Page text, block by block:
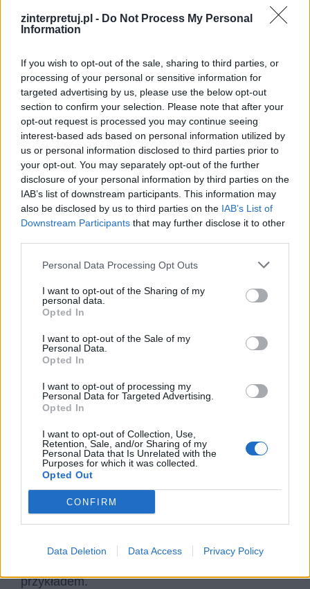
zinterpretuj.pl - Do Not Process My Personal
Information
If you wish to opt-out of the sale, sharing to third parties, or
processing of your personal or sensitive information for
targeted advertising by us, please use the below opt-out
section to confirm your selection. Please note that after your
opt-out request is processed you may continue seeing
interest-based ads based on personal information utilized by
us or personal information disclosed to third parties prior to
your opt-out. You may separately opt-out of the further
disclosure of your personal information by third parties on the
IAB’s list of downstream participants. This information may
also be disclosed by us to third parties on the IAB’s List of
Downstream Participants that may further disclose it to other
Personal Data Processing Opt Outs
I want to opt-out of the Sharing of my
personal data.
Opted In
I want to opt-out of the Sale of my
Personal Data.
Opted In
I want to opt-out of processing my
Personal Data for Targeted Advertising.
Opted In
I want to opt-out of Collection, Use,
Retention, Sale, and/or Sharing of my
Personal Data that Is Unrelated with the
Purposes for which it was collected.
Opted Out
CONFIRM
Data Deletion Data Access Privacy Policy
przysłowiowej „rozmowy o pogodzie”, to chwilę,
w których z różnych względów jesteśmy
zmuszeni przebywać w jednej przestrzeni z
osobami, które znamy wystarczająco dobrze, by
stanie nawiązać konkretną rozmowę. Są to
zresztą najczęściej sytuacje krótkotrwałe, gdzie
rozwijanie jakiekolwiek tematu mija się z celem.
Język wykształcił dla nas zwroty i umiejętność
posługiwania się nimi po to, byśmy lepiej mogli
radzić sobie w otaczającej nas rzeczywistości.
przykładem.